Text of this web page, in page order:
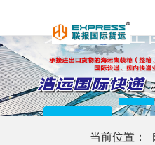
服务
义乌专业
美国小包，
当前位置：